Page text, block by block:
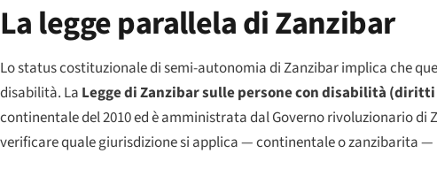
La legge parallela di Zanzibar
Lo status costituzionale di semi-autonomia di Zanzibar implica che
disabilità. La Legge di Zanzibar sulle persone con disabilità
continentale del 2010 ed è amministrata dal Governo rivoluzionario
verificare quale giurisdizione si applica — continentale o zanzibarita